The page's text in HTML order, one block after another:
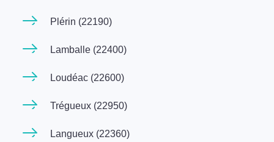
Plérin (22190)
Lamballe (22400)
Loudéac (22600)
Trégueux (22950)
Langueux (22360)